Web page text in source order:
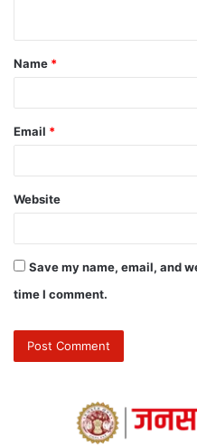
Name *
Email *
Website
Save my name, email, and
time I comment.